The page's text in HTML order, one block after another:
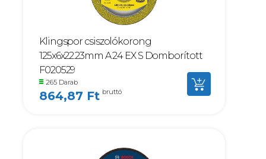
Klingspor csiszolókorong
125x6x22.23mm A 24 EX S Domborított
F020529
265 Darab
864,87 Ft bruttó